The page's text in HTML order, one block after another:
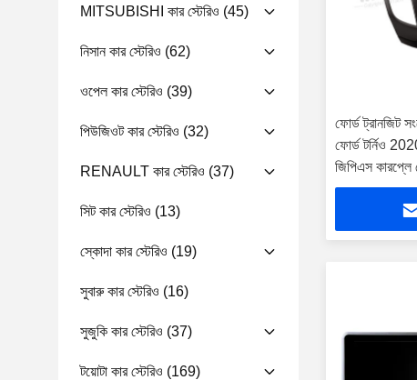
MITSUBISHI কার স্টেরিও (45)
নিসান কার স্টেরিও (62)
ওপেল কার স্টেরিও (39)
পিউজিওট কার স্টেরিও (32)
RENAULT কার স্টেরিও (37)
সিট কার স্টেরিও (13)
স্কোদা কার স্টেরিও (19)
সুবারু কার স্টেরিও (16)
সুজুকি কার স্টেরিও (37)
টয়োটা কার স্টেরিও (169)
ফোর্ড ট্রানজিট
ফোর্ড টর্নিও
জিপিএস কারপ্লে